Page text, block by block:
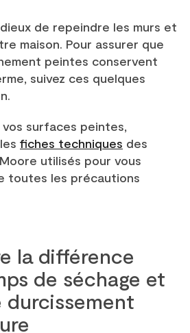
de repeindre les murs et
maison. Pour assurer que
peintes conservent
suivez ces quelques
surfaces peintes,
fiches techniques des
utilisés pour vous
toutes les précautions
la différence
de séchage et
durcissement